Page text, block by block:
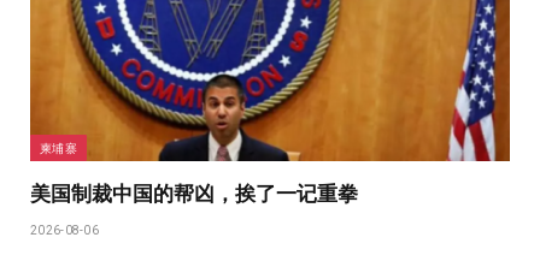
柬埔寨
美国制裁中国的帮凶，挨了一记重拳
2026-08-06